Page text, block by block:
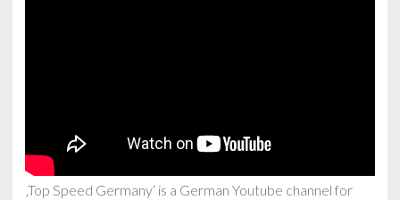
‚Top Speed Germany‘ is a German Youtube channel for